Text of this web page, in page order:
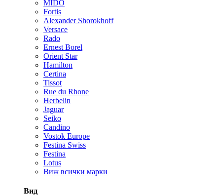
MIDO
Fortis
Alexander Shorokhoff
Versace
Rado
Ernest Borel
Orient Star
Hamilton
Certina
Tissot
Rue du Rhone
Herbelin
Jaguar
Seiko
Candino
Vostok Europe
Festina Swiss
Festina
Lotus
Виж всички марки
Вид